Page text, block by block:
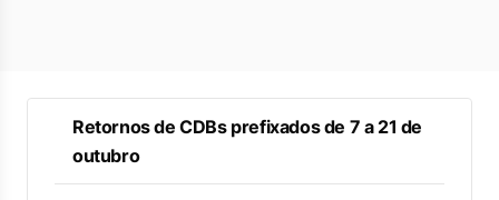
Retornos de CDBs prefixados de 7 a 21 de
outubro